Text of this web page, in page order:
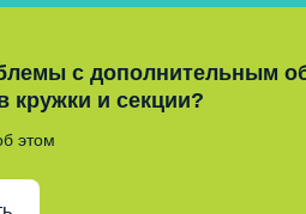
с дополнительным
кружки и секции?
этом